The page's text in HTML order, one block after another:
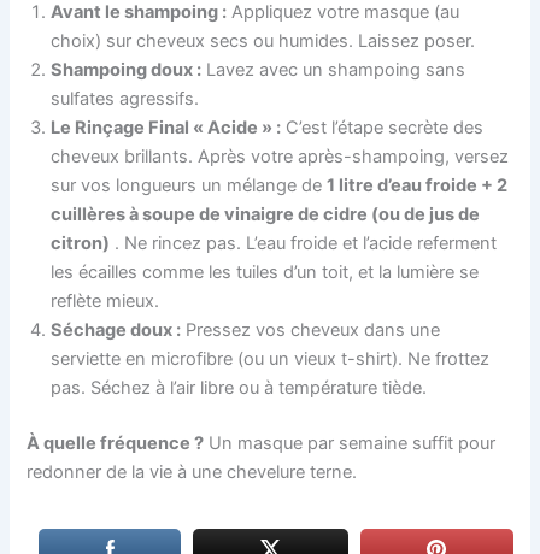
Avant le shampoing : Appliquez votre masque (au
choix) sur cheveux secs ou humides. Laissez poser.
Shampoing doux : Lavez avec un shampoing sans
sulfates agressifs.
Le Rinçage Final « Acide » : C’est l’étape secrète des
cheveux brillants. Après votre après-shampoing, versez
sur vos longueurs un mélange de1 litre d’eau froide + 2
cuillères à soupe de vinaigre de cidre (ou de jus de
citron) . Ne rincez pas. L’eau froide et l’acide referment
les écailles comme les tuiles d’un toit, et la lumière se
reflète mieux.
Séchage doux : Pressez vos cheveux dans une
serviette en microfibre (ou un vieux t-shirt). Ne frottez
pas. Séchez à l’air libre ou à température tiède.
À quelle fréquence ? Un masque par semaine suffit pour
redonner de la vie à une chevelure terne.